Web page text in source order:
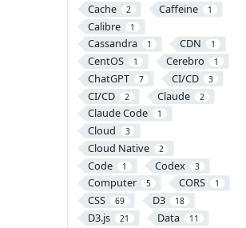
Cache 2 Caffeine 1
Calibre 1
Cassandra 1 CDN 1
CentOS 1 Cerebro 1
ChatGPT 7 CI/CD 3
CI/CD 2 Claude 2
Claude Code 1
Cloud 3
Cloud Native 2
Code 1 Codex 3
Computer 5 CORS 1
CSS 69 D3 18
D3.js 21 Data 11